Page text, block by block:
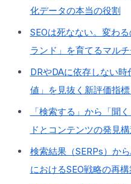
化データの本当の役割
SEOは死なない。変わ
ランド」を育てるマル
DRやDAに依存しない
値」を見抜く新評価指標
「検索する」から「聞
ドとコンテンツの発見
検索結果（SERPs）か
におけるSEO戦略の再